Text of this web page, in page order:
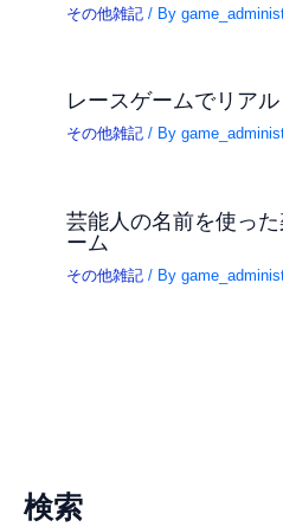
検索
その他雑記 / By
レースゲームでリア
その他雑記 / By
芸能人の名前を使っ
ーム
その他雑記 / By